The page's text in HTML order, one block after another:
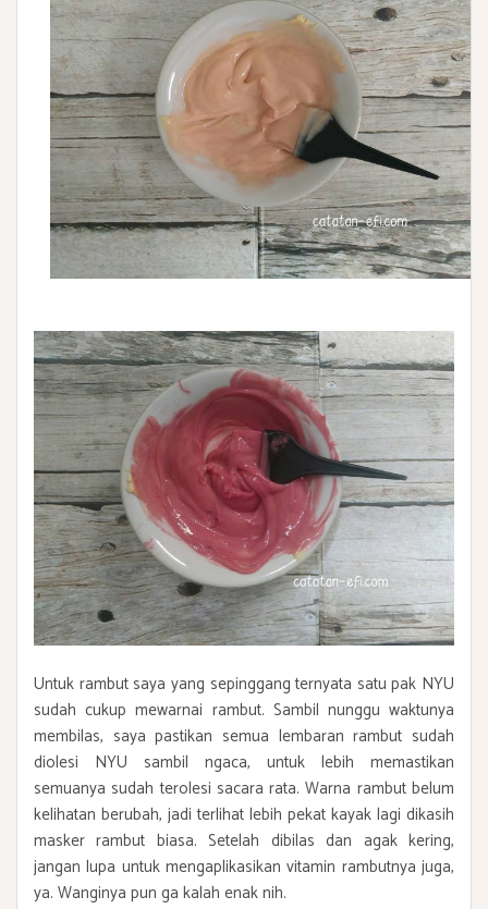
Untuk rambut saya yang sepinggang ternyata satu pak NYU
sudah cukup mewarnai rambut. Sambil nunggu waktunya
membilas, saya pastikan semua lembaran rambut sudah
diolesi NYU sambil ngaca, untuk lebih memastikan
semuanya sudah terolesi sacara rata. Warna rambut belum
kelihatan berubah, jadi terlihat lebih pekat kayak lagi dikasih
masker rambut biasa. Setelah dibilas dan agak kering,
jangan lupa untuk mengaplikasikan vitamin rambutnya juga,
ya. Wanginya pun ga kalah enak nih.